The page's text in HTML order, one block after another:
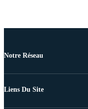
Notre Réseau
Liens Du Site